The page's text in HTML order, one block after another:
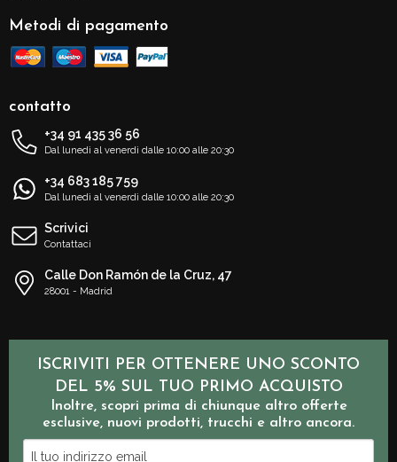
Metodi di pagamento
contatto
+34 91 435 36 56
Dal lunedì al venerdì dalle 10:00 alle 20:30
+34 683 185 759
Dal lunedì al venerdì dalle 10:00 alle 20:30
Scrivici
Contattaci
Calle Don Ramón de la Cruz, 47
28001 - Madrid
ISCRIVITI PER OTTENERE UNO SCONTO
DEL 5% SUL TUO PRIMO ACQUISTO
Inoltre, scopri prima di chiunque altro offerte
esclusive, nuovi prodotti, trucchi e altro ancora.